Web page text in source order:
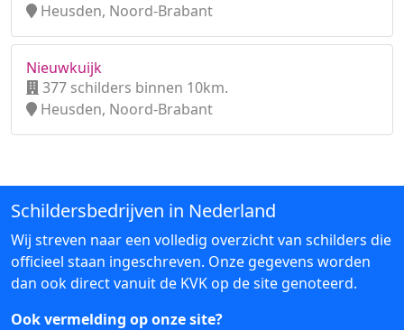
Heusden, Noord-Brabant
Nieuwkuijk
377 schilders binnen 10km.
Heusden, Noord-Brabant
Schildersbedrijven in Nederland
Wij streven naar een volledig overzicht van schilders die
officieel staan ingeschreven. Onze gegevens worden
dan ook direct vanuit de KVK op de site genoteerd.
Ook vermelding op onze site?